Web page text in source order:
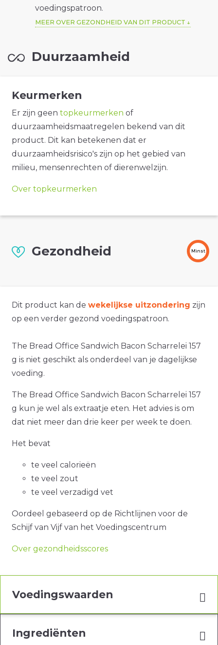
voedingspatroon.
MEER OVER GEZONDHEID VAN DIT PRODUCT
Duurzaamheid
Keurmerken
Er zijn geen topkeurmerken of
duurzaamheidsmaatregelen bekend van dit
product. Dit kan betekenen dat er
duurzaamheidsrisico's zijn op het gebied van
milieu, mensenrechten of dierenwelzijn.
Over topkeurmerken
Gezondheid Minst
Dit product kan de wekelijkse uitzondering zijn
op een verder gezond voedingspatroon.
The Bread Office Sandwich Bacon Scharrelei 157
g is niet geschikt als onderdeel van je dagelijkse
voeding.
The Bread Office Sandwich Bacon Scharrelei 157
g kun je wel als extraatje eten. Het advies is om
dat niet meer dan drie keer per week te doen.
Het bevat
te veel calorieën
te veel zout
te veel verzadigd vet
Oordeel gebaseerd op de Richtlijnen voor de
Schijf van Vijf van het Voedingscentrum
Over gezondheidsscores
Voedingswaarden
Ingrediënten